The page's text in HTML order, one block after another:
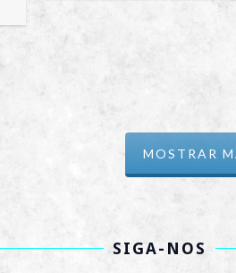
MOSTRAR
SIGA-NOS